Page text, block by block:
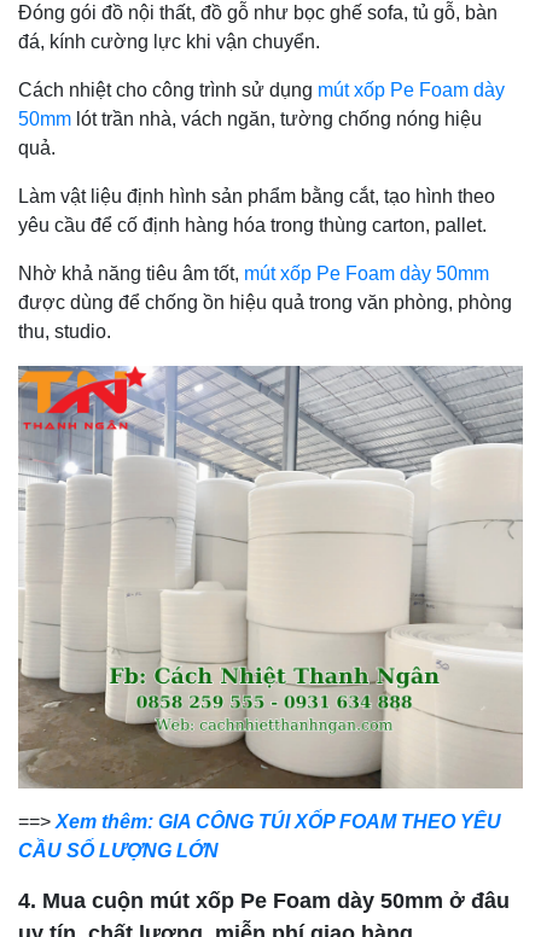
Đóng gói đồ nội thất, đồ gỗ như bọc ghế sofa, tủ gỗ, bàn
đá, kính cường lực khi vận chuyển.
Cách nhiệt cho công trình sử dụng mút xốp Pe Foam dày
50mm lót trần nhà, vách ngăn, tường chống nóng hiệu
quả.
Làm vật liệu định hình sản phẩm bằng cắt, tạo hình theo
yêu cầu để cố định hàng hóa trong thùng carton, pallet.
Nhờ khả năng tiêu âm tốt, mút xốp Pe Foam dày 50mm
được dùng để chống ồn hiệu quả trong văn phòng, phòng
thu, studio.
==> Xem thêm: GIA CÔNG TÚI XỐP FOAM THEO YÊU
CẦU SỐ LƯỢNG LỚN
4. Mua cuộn mút xốp Pe Foam dày 50mm ở đâu